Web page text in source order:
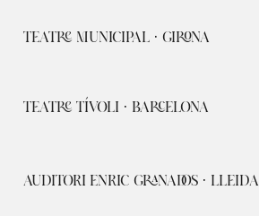
TEATRE MUNICIPAL · GIRONA
TEATRE TÍVOLI · BARCELONA
AUDITORI ENRIC GRANADOS · LLEIDA